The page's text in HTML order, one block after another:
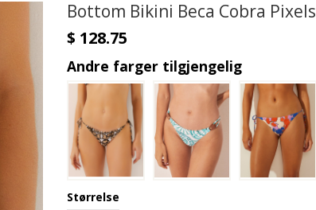
Bottom Bikini Beca Cobra Pixels
$ 128.75
Andre farger tilgjengelig
Størrelse